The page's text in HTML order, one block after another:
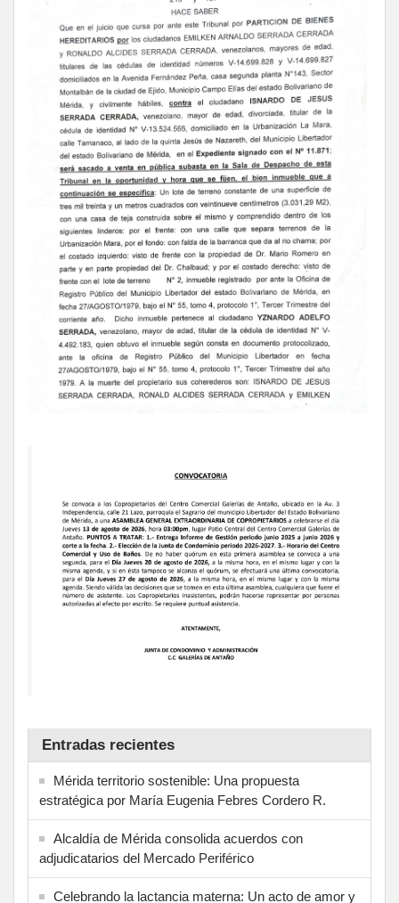
Entradas recientes
Mérida territorio sostenible: Una propuesta
estratégica por María Eugenia Febres Cordero R.
Alcaldía de Mérida consolida acuerdos con
adjudicatarios del Mercado Periférico
Celebrando la lactancia materna: Un acto de amor y